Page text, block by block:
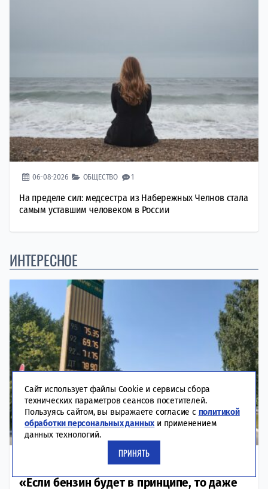
06-08-2026 ОБЩЕСТВО 1
На пределе сил: медсестра из Набережных Челнов стала
самым уставшим человеком в России
ИНТЕРЕСНОЕ
«Если бензин будет в принципе, то даже
Сайт использует файлы Cookie и сервисы сбора
технических параметров сеансов посетителей.
Пользуясь сайтом, вы выражаете согласие с политикой
обработки персональных данных и применением
данных технологий.
ПРИНЯТЬ